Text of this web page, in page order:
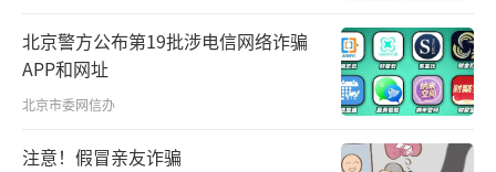
香港特区行政长官林郑月娥、印尼外交部
副部长马亨德拉、中国驻印尼大使肖千也发表
了视频致辞。
北京警方公布第19批涉电信网络诈骗
APP和网址
北京市委网信办
注意！假冒亲友诈骗